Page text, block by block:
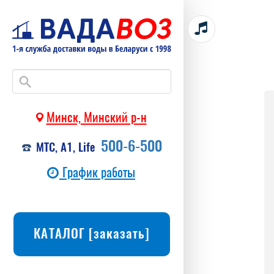
Минск, Минский р-н
МТС, А1, Life 500-6-500
График работы
КАТАЛОГ [заказать]